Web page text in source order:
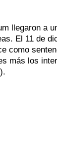
llegaron a
El 11 de
como
más los